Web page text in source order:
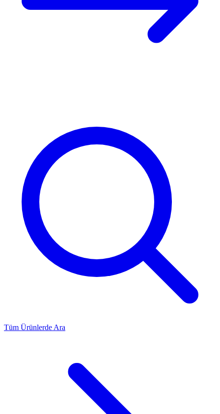
Tüm Ürünlerde Ara